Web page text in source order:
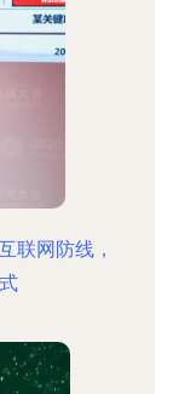
联网防线，